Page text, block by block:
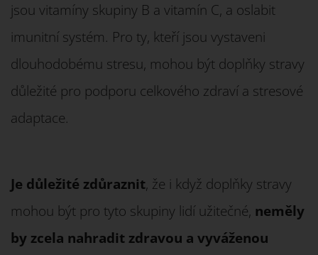
jsou vitamíny skupiny B a vitamín C, a oslabit
imunitní systém. Pro ty, kteří jsou vystaveni
dlouhodobému stresu, mohou být doplňky stravy
důležité pro podporu celkového zdraví a stresové
adaptace.
Je důležité zdůraznit, že i když doplňky stravy
mohou být pro tyto skupiny lidí užitečné, neměly
by zcela nahradit zdravou a vyváženou